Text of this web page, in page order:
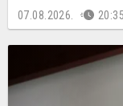
07.08.2026. 20:35